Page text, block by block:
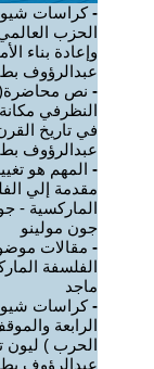
-كراسات
الحزب
وإعادة بناء
عبدالرؤوف
- نص
النظرفي
في تاريخ
عبدالرؤوف
- المهم هو
مقدمة إلي
الماركسية -
جون مولينو
- مقالات
الفلسفة
ماجد
-كراسات
الرابعة
الحرب ) ليون
عبدالرؤوف